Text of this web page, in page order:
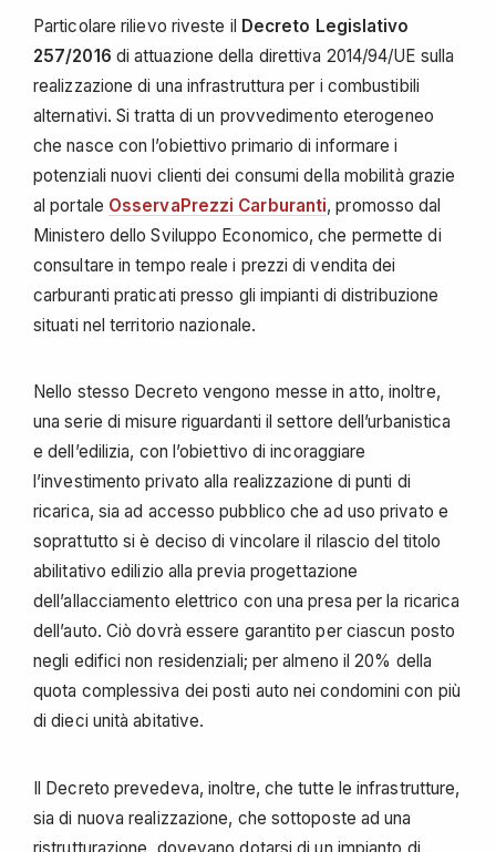
Particolare rilievo riveste il Decreto Legislativo
257/2016 di attuazione della direttiva 2014/94/UE sulla
realizzazione di una infrastruttura per i combustibili
alternativi. Si tratta di un provvedimento eterogeneo
che nasce con l’obiettivo primario di informare i
potenziali nuovi clienti dei consumi della mobilità grazie
al portale OsservaPrezzi Carburanti, promosso dal
Ministero dello Sviluppo Economico, che permette di
consultare in tempo reale i prezzi di vendita dei
carburanti praticati presso gli impianti di distribuzione
situati nel territorio nazionale.
Nello stesso Decreto vengono messe in atto, inoltre,
una serie di misure riguardanti il settore dell’urbanistica
e dell’edilizia, con l’obiettivo di incoraggiare
l’investimento privato alla realizzazione di punti di
ricarica, sia ad accesso pubblico che ad uso privato e
soprattutto si è deciso di vincolare il rilascio del titolo
abilitativo edilizio alla previa progettazione
dell’allacciamento elettrico con una presa per la ricarica
dell’auto. Ciò dovrà essere garantito per ciascun posto
negli edifici non residenziali; per almeno il 20% della
quota complessiva dei posti auto nei condomini con più
di dieci unità abitative.
Il Decreto prevedeva, inoltre, che tutte le infrastrutture,
sia di nuova realizzazione, che sottoposte ad una
ristrutturazione, dovevano dotarsi di un impianto di